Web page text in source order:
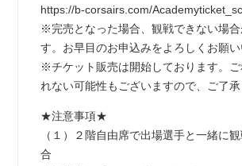
https://b-corsairs.com/
※完売となった場合、観戦できない場合
す。お早目のお申込みをよろしくお願い
※チケット販売は開始しております。ご
れない可能性もございますので、ご了承
★注意事項★
（１）２階自由席で出場選手と一緒に
合